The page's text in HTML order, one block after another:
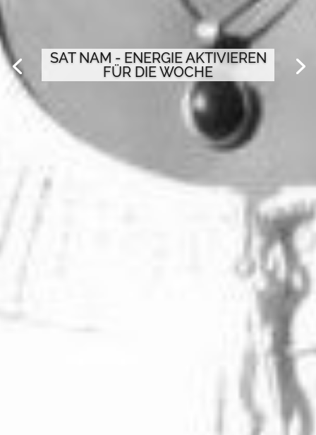
SAT NAM - ENERGIE AKTIVIEREN
FÜR DIE WOCHE